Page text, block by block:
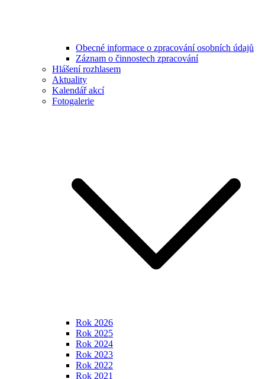
Obecné informace o zpracování osobních údajů
Záznam o činnostech zpracování
Hlášení rozhlasem
Aktuality
Kalendář akcí
Fotogalerie
Rok 2026
Rok 2025
Rok 2024
Rok 2023
Rok 2022
Rok 2021